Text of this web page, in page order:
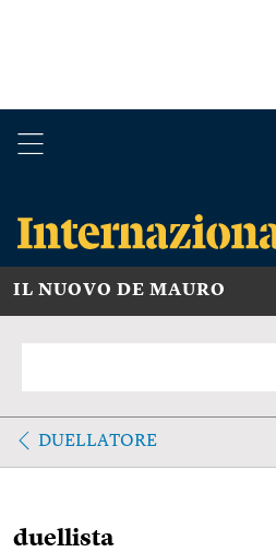
IL NUOVO DE MAURO
DUELLATORE
duellista